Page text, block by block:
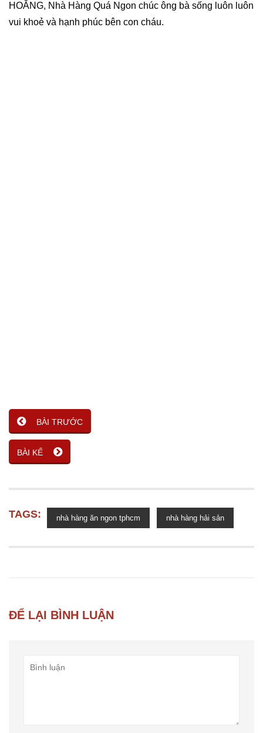
HOẰNG, Nhà Hàng Quá Ngon chúc ông bà sống luôn luôn
vui khoẻ và hạnh phúc bên con cháu.
BÀI TRƯỚC
BÀI KẾ
TAGS: nhà hàng ăn ngon tphcm nhà hàng hải sản
ĐỂ LẠI BÌNH LUẬN